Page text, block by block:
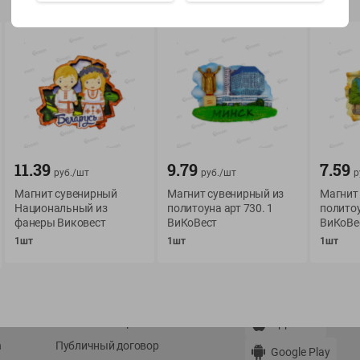
Условия доставки
Возврат товара
Публичный договор
Мои товары
Обратная связь
Google Play
11.39 руб./шт
Магнит сувенирный
Национальный из
фанеры Виковест
1шт
9.79 руб./шт
Магнит сувенирный из
политоуна арт 730. 1
ВиКоВест
1шт
7.59
Магнит
1шт